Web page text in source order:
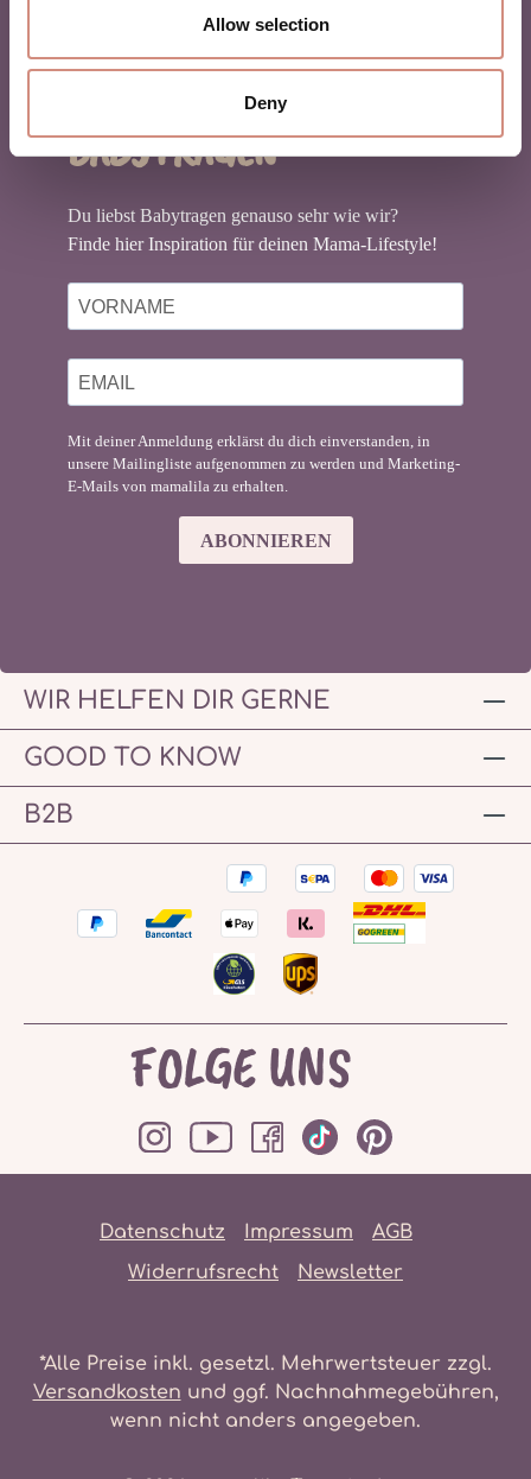
Allow selection
Deny
NEWSLETTER
BABYTRAGEN
Du liebst Babytragen genauso sehr wie wir?
Finde hier Inspiration für deinen Mama-Lifestyle!
Mit deiner Anmeldung erklärst du dich einverstanden, in
unsere Mailingliste aufgenommen zu werden und Marketing-
E-Mails von mamalila zu erhalten.
ABONNIEREN
WIR HELFEN DIR GERNE
GOOD TO KNOW
B2B
FOLGE UNS
Datenschutz Impressum
AGB
Widerrufsrecht
Newsletter
*Alle Preise inkl. gesetzl. Mehrwertsteuer zzgl.
Versandkosten und ggf. Nachnahmegebühren,
wenn nicht anders angegeben.